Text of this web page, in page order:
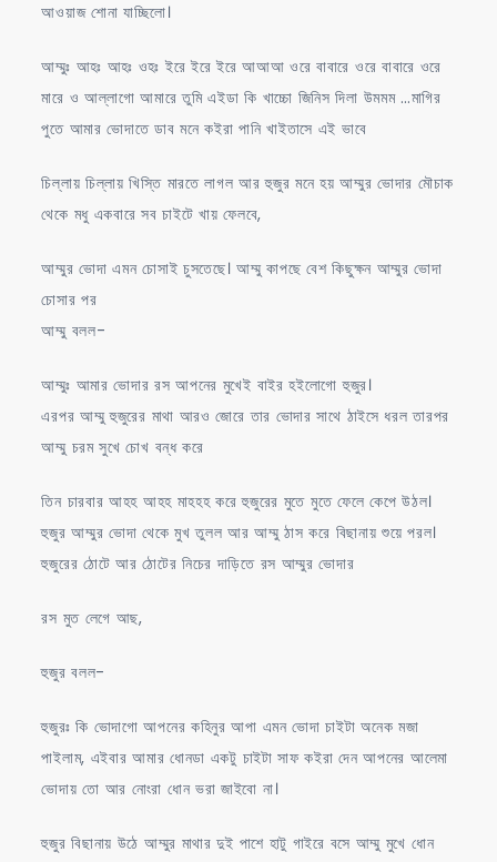
আওয়াজ শোনা যাচ্ছিলো।
আম্মুঃ আহঃ আহঃ ওহঃ ইরে ইরে ইরে আআআ ওরে বাবারে ওরে বাবারে ওরে
মারে ও আল্লাগো আমারে তুমি এইডা কি খাচ্চো জিনিস দিলা উমমম …মাগির
পুতে আমার ভোদাতে ডাব মনে কইরা পানি খাইতাসে এই ভাবে
চিল্লায় চিল্লায় খিস্তি মারতে লাগল আর হুজুর মনে হয় আম্মুর ভোদার মৌচাক
থেকে মধু একবারে সব চাইটে খায় ফেলবে,
আম্মুর ভোদা এমন চোসাই চুসতেছে। আম্মু কাপছে বেশ কিছুক্ষন আম্মুর ভোদা
চোসার পর
আম্মু বলল-
আম্মুঃ আমার ভোদার রস আপনের মুখেই বাইর হইলোগো হুজুর।
এরপর আম্মু হুজুরের মাথা আরও জোরে তার ভোদার সাথে ঠাইসে ধরল তারপর
আম্মু চরম সুখে চোখ বন্ধ করে
তিন চারবার আহহ আহহ মাহহহ করে হুজুরের মুতে মুতে ফেলে কেপে উঠল।
হুজুর আম্মুর ভোদা থেকে মুখ তুলল আর আম্মু ঠাস করে বিছানায় শুয়ে পরল।
হুজুরের ঠোটে আর ঠোটের নিচের দাড়িতে রস আম্মুর ভোদার
রস মুত লেগে আছ,
হুজুর বলল-
হুজুরঃ কি ভোদাগো আপনের কহিনুর আপা এমন ভোদা চাইটা অনেক মজা
পাইলাম, এইবার আমার ধোনডা একটু চাইটা সাফ কইরা দেন আপনের আলেমা
ভোদায় তো আর নোংরা ধোন ভরা জাইবো না।
হুজুর বিছানায় উঠে আম্মুর মাথার দুই পাশে হাটু গাইরে বসে আম্মু মুখে ধোন